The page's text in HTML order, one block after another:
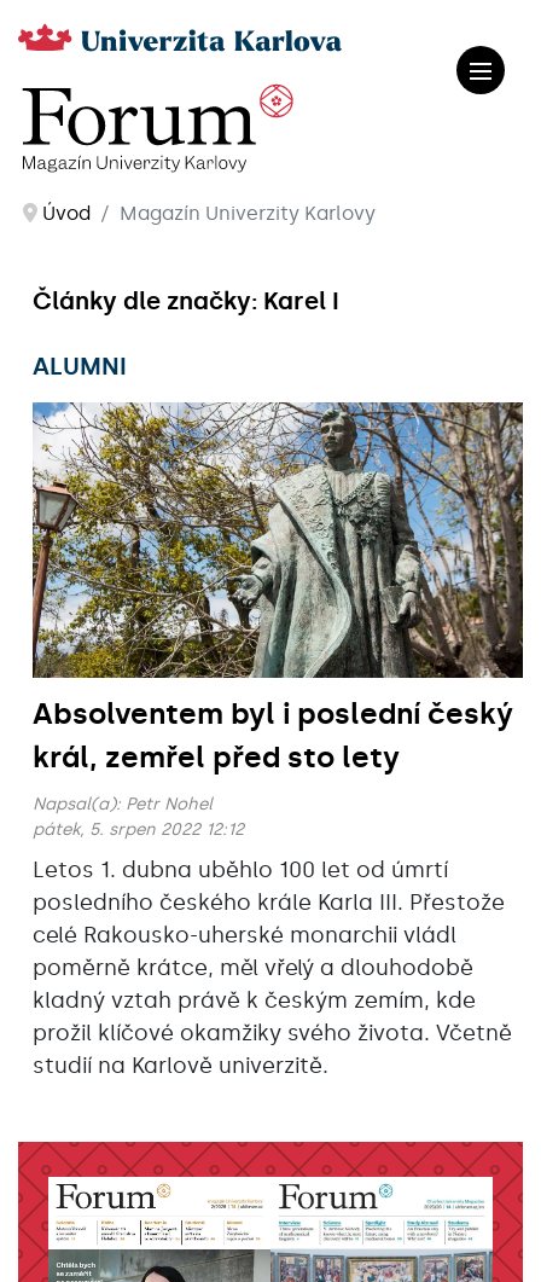
Úvod Magazín Univerzity Karlovy
Články dle značky: Karel I
ALUMNI
Absolventem byl i poslední český
král, zemřel před sto lety
Napsal(a): Petr Nohel
pátek, 5. srpen 2022 12:12
Letos 1. dubna uběhlo 100 let od úmrtí
posledního českého krále Karla III. Přestože
celé Rakousko-uherské monarchii vládl
poměrně krátce, měl vřelý a dlouhodobě
kladný vztah právě k českým zemím, kde
prožil klíčové okamžiky svého života. Včetně
studií na Karlově univerzitě.